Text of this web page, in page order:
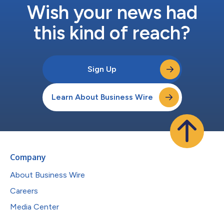
Wish your news had
this kind of reach?
Sign Up
Learn About Business Wire
Company
About Business Wire
Careers
Media Center